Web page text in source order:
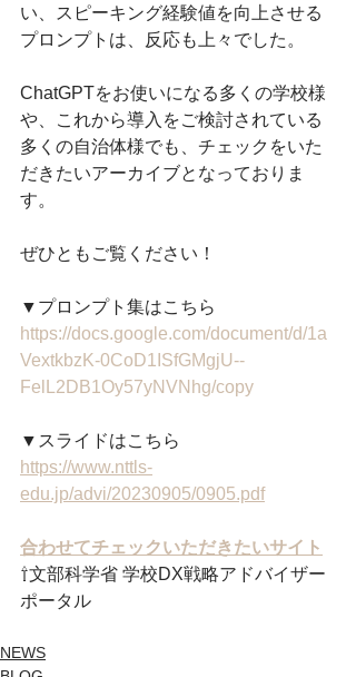
い、スピーキング経験値を向上させる
プロンプトは、反応も上々でした。
ChatGPTをお使いになる多くの学校様
や、これから導入をご検討されている
多くの自治体様でも、チェックをいた
だきたいアーカイブとなっておりま
す。
ぜひともご覧ください！
▼プロンプト集はこちら
https://docs.google.com/document/d/1a
VextkbzK-0CoD1ISfGMgjU--
FelL2DB1Oy57yNVNhg/copy
▼スライドはこちら
https://www.nttls-
edu.jp/advi/20230905/0905.pdf
合わせてチェックいただきたいサイト
⇧文部科学省 学校DX戦略アドバイザー
ポータル
NEWS